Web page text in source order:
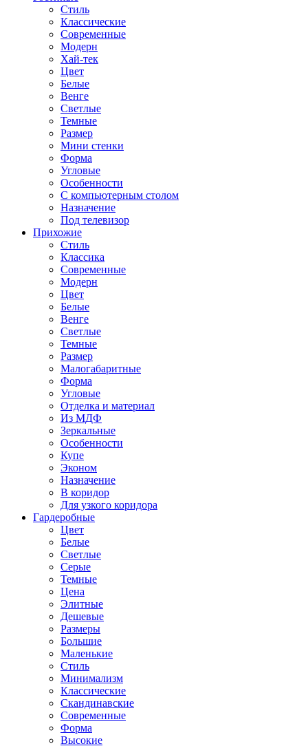
Стиль
Классические
Современные
Модерн
Хай-тек
Цвет
Белые
Венге
Светлые
Темные
Размер
Мини стенки
Форма
Угловые
Особенности
С компьютерным столом
Назначение
Под телевизор
Прихожие
Стиль
Классика
Современные
Модерн
Цвет
Белые
Венге
Светлые
Темные
Размер
Малогабаритные
Форма
Угловые
Отделка и материал
Из МДФ
Зеркальные
Особенности
Купе
Эконом
Назначение
В коридор
Для узкого коридора
Гардеробные
Цвет
Белые
Светлые
Серые
Темные
Цена
Элитные
Дешевые
Размеры
Большие
Маленькие
Стиль
Минимализм
Классические
Скандинавские
Современные
Форма
Высокие